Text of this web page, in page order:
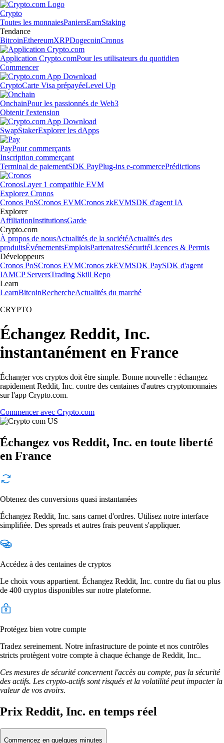
Crypto
Toutes les monnaiesPaniersEarnStaking
Tendance
BitcoinEthereumXRPDogecoinCronos
Application Crypto.comPour les utilisateurs du quotidien
Commencer
CryptoCarte Visa prépayéeLevel Up
OnchainPour les passionnés de Web3
Obtenir l'extension
SwapStakerExplorer les dApps
PayPour commerçants
Inscription commerçant
Terminal de paiementSDK PayPlug-ins e-commercePrédictions
CronosLayer 1 compatible EVM
Explorez Cronos
Cronos PoSCronos EVMCronos zkEVMSDK d'agent IA
Explorer
AffiliationInstitutionsGarde
Crypto.com
À propos de nousActualités de la sociétéActualités des
produitsÉvénementsEmploisPartenairesSécuritéLicences & Permis
Développeurs
Cronos PoSCronos EVMCronos zkEVMSDK PaySDK d'agent
IAMCP ServersTrading Skill Repo
Learn
LearnBitcoinRechercheActualités du marché
CRYPTO
Échangez Reddit, Inc.
instantanément en France
Échanger vos cryptos doit être simple. Bonne nouvelle : échangez
rapidement Reddit, Inc. contre des centaines d'autres cryptomonnaies
sur l'app Crypto.com.
Commencer avec Crypto.com
Échangez vos Reddit, Inc. en toute liberté
en France
Obtenez des conversions quasi instantanées
Échangez Reddit, Inc. sans carnet d'ordres. Utilisez notre interface
simplifiée. Des spreads et autres frais peuvent s'appliquer.
Accédez à des centaines de cryptos
Le choix vous appartient. Échangez Reddit, Inc. contre du fiat ou plus
de 400 cryptos disponibles sur notre plateforme.
Protégez bien votre compte
Tradez sereinement. Notre infrastructure de pointe et nos contrôles
stricts protègent votre compte à chaque échange de Reddit, Inc..
Ces mesures de sécurité concernent l'accès au compte, pas la sécurité
des actifs. Les crypto-actifs sont risqués et la volatilité peut impacter la
valeur de vos avoirs.
Prix Reddit, Inc. en temps réel
Commencez en quelques minutes